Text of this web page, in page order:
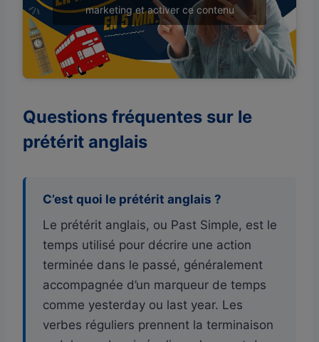
marketing et activer ce contenu
Questions fréquentes sur le
prétérit anglais
C’est quoi le prétérit anglais ?
Le prétérit anglais, ou Past Simple, est le
temps utilisé pour décrire une action
terminée dans le passé, généralement
accompagnée d’un marqueur de temps
comme yesterday ou last year. Les
verbes réguliers prennent la terminaison